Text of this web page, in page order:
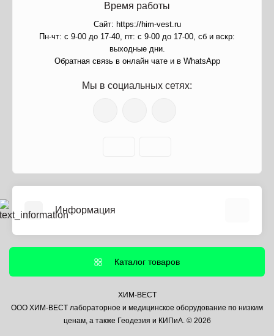
Время работы
Сайт: https://him-vest.ru
Пн-чт: с 9-00 до 17-40, пт: с 9-00 до 17-00, сб и вскр:
выходные дни.
Обратная связь в онлайн чате и в WhatsApp
Мы в социальных сетях:
Информация
Информация о доставке
Политика безопасности
Контакты
Каталог товаров
ХИМ-ВЕСТ
ООО ХИМ-ВЕСТ лабораторное и медицинское оборудование по низким
ценам, а также Геодезия и КИПиА. © 2026